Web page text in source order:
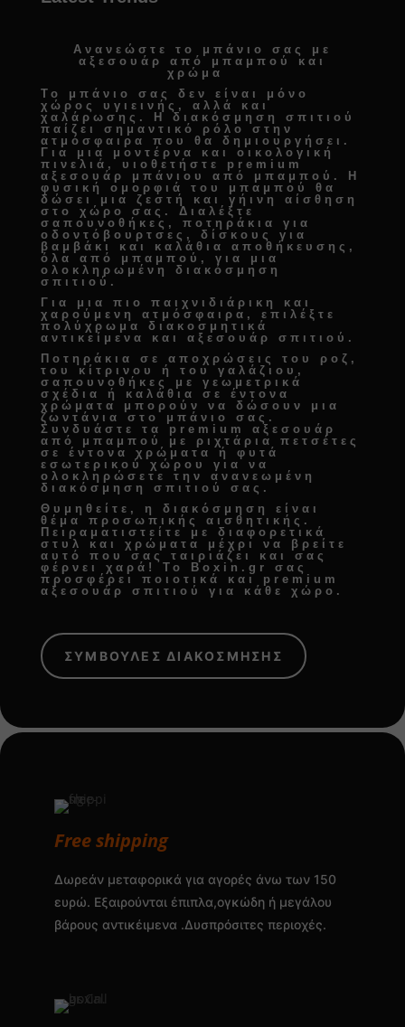
Ανανεώστε το μπάνιο σας με
αξεσουάρ από μπαμπού και
χρώμα
Το μπάνιο σας δεν είναι μόνο
χώρος υγιεινής, αλλά και
χαλάρωσης. Η διακόσμηση σπιτιού
παίζει σημαντικό ρόλο στην
ατμόσφαιρα που θα δημιουργήσει.
Για μια μοντέρνα και οικολογική
πινελιά, υιοθετήστε premium
αξεσουάρ μπάνιου από μπαμπού . Η
φυσική ομορφιά του μπαμπού θα
δώσει μια ζεστή και γήινη αίσθηση
στο χώρο σας. Διαλέξτε
σαπουνοθήκες, ποτηράκια για
οδοντόβουρτσες, δίσκους για
βαμβάκι και καλάθια αποθήκευσης ,
όλα από μπαμπού, για μια
ολοκληρωμένη διακόσμηση
σπιτιού .
Για μια πιο παιχνιδιάρικη και
χαρούμενη ατμόσφαιρα, επιλέξτε
πολύχρωμα διακοσμητικά
αντικείμενα και αξεσουάρ σπιτιού .
Ποτηράκια σε αποχρώσεις του ροζ,
του κίτρινου ή του γαλάζιου,
σαπουνοθήκες με γεωμετρικά
σχέδια ή καλάθια σε έντονα
χρώματα μπορούν να δώσουν μια
ζωντάνια στο μπάνιο σας.
Συνδυάστε τα premium αξεσουάρ
από μπαμπού
με ριχτάρια πετσέτες
σε έντονα χρώματα ή φυτά
εσωτερικού χώρου για να
ολοκληρώσετε την ανανεωμένη
διακόσμηση σπιτιού
σας.
Θυμηθείτε, η διακόσμηση είναι
θέμα προσωπικής αισθητικής.
Πειραματιστείτε με διαφορετικά
στυλ και χρώματα μέχρι να βρείτε
αυτό που σας ταιριάζει και σας
φέρνει χαρά! Το Boxin.gr σας
προσφέρει ποιοτικά και premium
αξεσουάρ σπιτιού
για κάθε χώρο.
ΣΥΜΒΟΥΛΕΣ ΔΙΑΚΟΣΜΗΣΗΣ
Free shipping
Δωρεάν μεταφορικά για αγορές άνω των 150
ευρώ. Εξαιρούνται έπιπλα,ογκώδη ή μεγάλου
βάρους αντικέιμενα .Δυσπρόσιτες περιοχές.